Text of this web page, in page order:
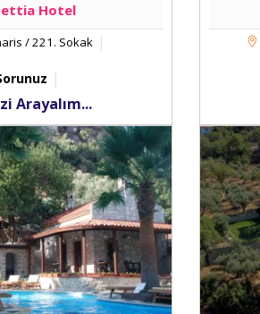
Hotel
/ 221. Sokak
Arayalım...